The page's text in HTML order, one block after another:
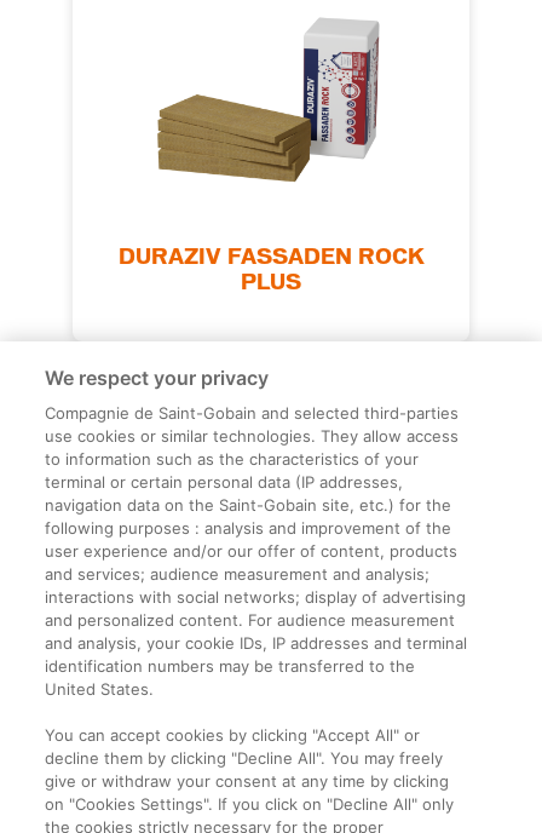
DURAZIV FASSADEN ROCK
PLUS
Informații legale
Termeni și condiții
Companie
Despre noi
Contact
We respect your privacy
Compagnie de Saint-Gobain and selected third-parties
use cookies or similar technologies. They allow access
to information such as the characteristics of your
terminal or certain personal data (IP addresses,
navigation data on the Saint-Gobain site, etc.) for the
following purposes : analysis and improvement of the
user experience and/or our offer of content, products
and services; audience measurement and analysis;
interactions with social networks; display of advertising
and personalized content. For audience measurement
and analysis, your cookie IDs, IP addresses and terminal
identification numbers may be transferred to the
United States.
You can accept cookies by clicking "Accept All" or
decline them by clicking "Decline All". You may freely
give or withdraw your consent at any time by clicking
on "Cookies Settings". If you click on "Decline All" only
the cookies strictly necessary for the proper